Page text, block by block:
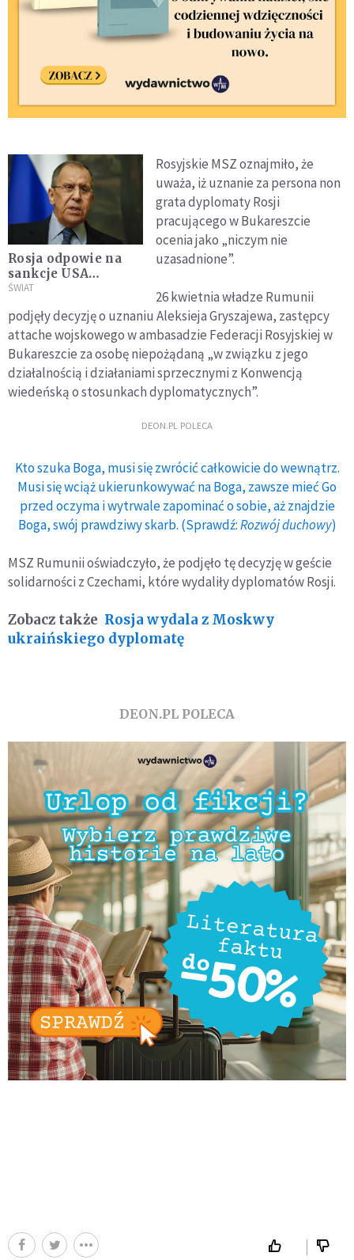
Rosja odpowie na
sankcje USA
wydaleniem
sugeruje wyjazd
ambasadora
ŚWIAT
Rosyjskie MSZ oznajmiło, że
uważa, iż uznanie za persona non
grata dyplomaty Rosji
pracującego w Bukareszcie
ocenia jako „niczym nie
uzasadnione”.
26 kwietnia władze Rumunii
podjęły decyzję o uznaniu Aleksieja Gryszajewa, zastępcy
attache wojskowego w ambasadzie Federacji Rosyjskiej w
Bukareszcie za osobę niepożądaną „w związku z jego
działalnością i działaniami sprzecznymi z Konwencją
wiedeńską o stosunkach dyplomatycznych”.
DEON.PL POLECA
Kto szuka Boga, musi się zwrócić całkowicie do wewnątrz.
Musi się wciąż ukierunkowywać na Boga, zawsze mieć Go
przed oczyma i wytrwale zapominać o sobie, aż znajdzie
Boga, swój prawdziwy skarb. (Sprawdź:Rozwój duchowy)
MSZ Rumunii oświadczyło, że podjęło tę decyzję w geście
solidarności z Czechami, które wydaliły dyplomatów Rosji.
Zobacz także Rosja wydala z Moskwy
ukraińskiego dyplomatę
DEON.PL POLECA